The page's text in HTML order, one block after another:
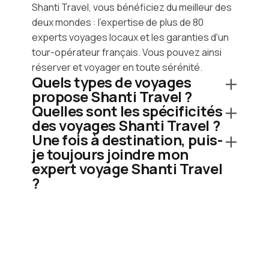
Shanti Travel, vous bénéficiez du meilleur des
deux mondes : l'expertise de plus de 80
experts voyages locaux et les garanties d'un
tour-opérateur français. Vous pouvez ainsi
réserver et voyager en toute sérénité.
Quels types de voyages
propose Shanti Travel ?
Quelles sont les spécificités
des voyages Shanti Travel ?
Une fois à destination, puis-
je toujours joindre mon
expert voyage Shanti Travel
?